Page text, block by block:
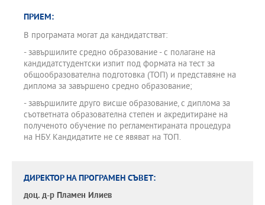
ПРИЕМ:
В програмата могат да кандидатстват:
- завършилите средно образование - с полагане на
кандидатстудентски изпит под формата на тест за
общообразователна подготовка (ТОП) и представяне на
диплома за завършено средно образование;
- завършилите друго висше образование, с диплома за
съответната образователна степен и акредитиране на
полученото обучение по регламентираната процедура
на НБУ. Кандидатите не се явяват на ТОП.
ДИРЕКТОР НА ПРОГРАМЕН СЪВЕТ:
доц. д-р Пламен Илиев